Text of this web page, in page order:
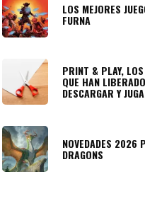
LOS MEJORES
FURNA
PRINT & PLAY, LOS
QUE HAN
DESCARGAR Y
NOVEDADES 2026
DRAGONS